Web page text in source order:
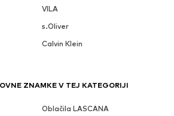
VILA
s.Oliver
Calvin Klein
ZNAMKE V TEJ KATEGORIJI
Oblačila LASCANA